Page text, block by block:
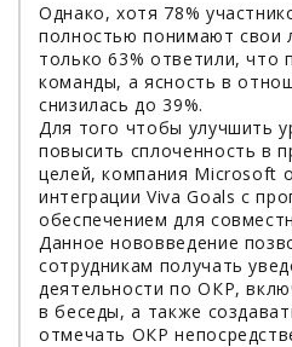
Однако, хотя 78%
полностью понимают свои
только 63% ответили, что
команды, а ясность в
снизилась до 39%.
Для того чтобы улучшить
повысить сплоченность в
целей, компания Microsoft
интеграции Viva Goals с
обеспечением для
Данное нововведение
сотрудникам получать
деятельности по ОКР,
в беседы, а также
отмечать ОКР